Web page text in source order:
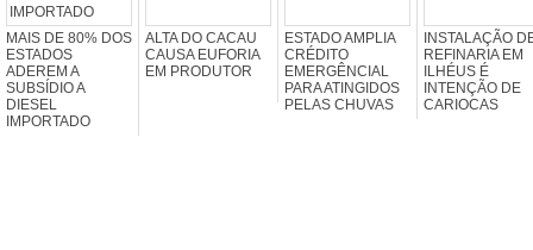
MAIS DE 80% DOS
ESTADOS
ADEREM A
SUBSÍDIO A
DIESEL
IMPORTADO
ALTA DO CACAU
CAUSA EUFORIA
EM PRODUTOR
ESTADO AMPLIA
CRÉDITO
EMERGÊNCIAL
PARA ATINGIDOS
PELAS CHUVAS
INSTALAÇÃO
REFINARIA EM
ILHÉUS É
INTENÇÃO DE
CARIOCAS